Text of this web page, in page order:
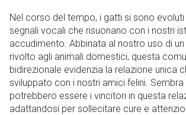
Nel corso del tempo, i gatti si sono evoluti
segnali vocali che risuonano con i nostri
accudimento. Abbinata al nostro uso di un
rivolto agli animali domestici, questa
bidirezionale evidenzia la relazione unica
sviluppato con i nostri amici felini.
potrebbero essere i vincitori in questa
adattandosi per sollecitare cure e